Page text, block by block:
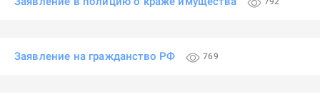
Заявление на гражданство РФ 769